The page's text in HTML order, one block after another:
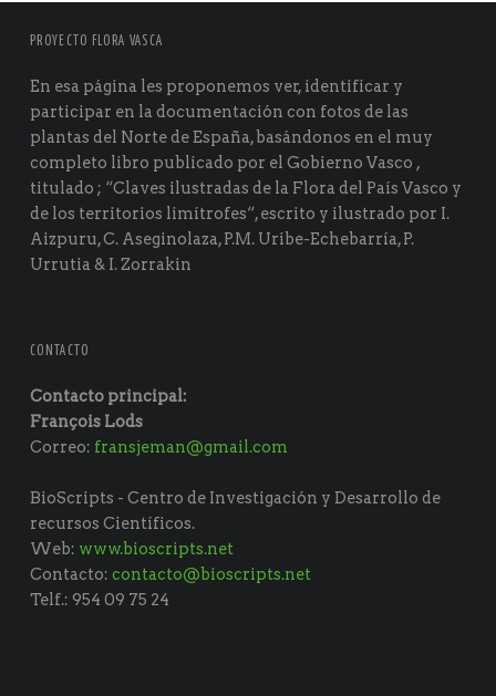
PROYECTO FLORA VASCA
En esa página les proponemos ver, identificar y
participar en la documentación con fotos de las
plantas del Norte de España, basándonos en el muy
completo libro publicado por el Gobierno Vasco ,
titulado ; “Claves ilustradas de la Flora del País Vasco y
de los territorios limítrofes“, escrito y ilustrado por I.
Aizpuru, C. Aseginolaza, P.M. Uribe-Echebarría, P.
Urrutia & I. Zorrakin
CONTACTO
Contacto principal:
François Lods
Correo: fransjeman@gmail.com
BioScripts - Centro de Investigación y Desarrollo de
recursos Científicos.
Web: www.bioscripts.net
Contacto:contacto@bioscripts.net
Telf.: 954 09 75 24